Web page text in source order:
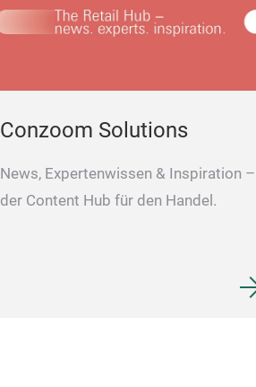
Conzoom Solutions
News, Expertenwissen & Inspiration –
der Content Hub für den Handel.